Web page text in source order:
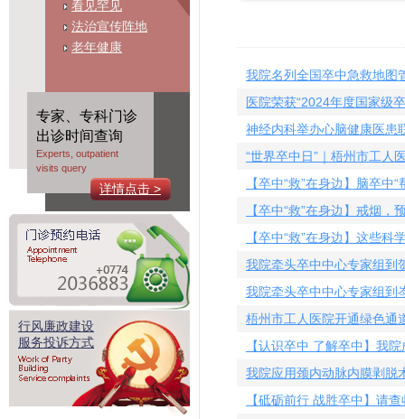
看见罕见
法治宣传阵地
老年健康
专家、专科门诊
出诊时间查询
Experts, outpatient
visits query
详情点击 >
行风廉政建设
服务投诉方式
我院名列全国卒中急救地图
医院荣获“2024年度国家级
神经内科举办心脑健康医患
“世界卒中日”｜梧州市工人
【卒中“救”在身边】脑卒中
【卒中“救”在身边】戒烟，
【卒中“救”在身边】这些
我院牵头卒中中心专家组到
我院牵头卒中中心专家组到
梧州市工人医院开通绿色通
【认识卒中 了解卒中】我
我院应用颈内动脉内膜剥脱
【砥砺前行 战胜卒中】请